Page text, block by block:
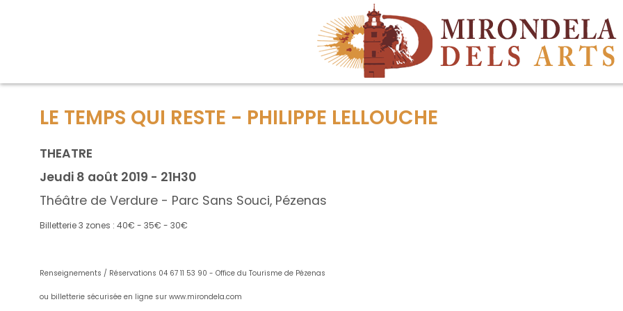
LE TEMPS QUI RESTE - PHILIPPE LELLOUCHE
THEATRE
Jeudi 8 août 2019 - 21H30
Théâtre de Verdure - Parc Sans Souci, Pézenas
Billetterie 3 zones : 40€ - 35€ - 30€
Renseignements / Réservations 04 67 11 53 90 - Office du Tourisme de Pézenas
ou billetterie sécurisée en ligne sur www.mirondela.com